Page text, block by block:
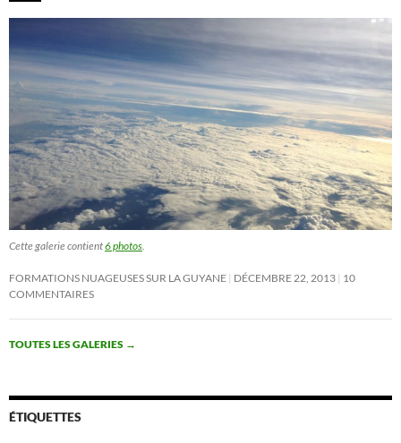
Cette galerie contient6 photos
FORMATIONS NUAGEUSES SUR LA GUYANE DÉCEMBRE 22, 2013 10
COMMENTAIRES
TOUTES LES GALERIES →
ÉTIQUETTES